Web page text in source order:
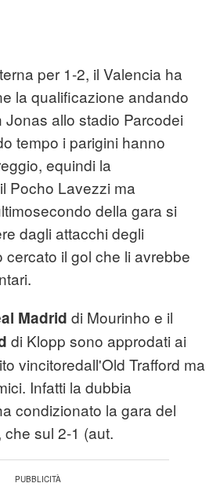
per 1-2, il Valencia ha
la qualificazione andando
Jonas allo stadio Parcodei
tempo i parigini hanno
equindi la
Pocho Lavezzi ma
della gara si
dagli attacchi degli
il gol che li avrebbe
Madrid di Mourinho e il
di Klopp sono approdati ai
vincitoredall'Old Trafford ma
Infatti la dubbia
condizionato la gara del
sul 2-1 (aut.